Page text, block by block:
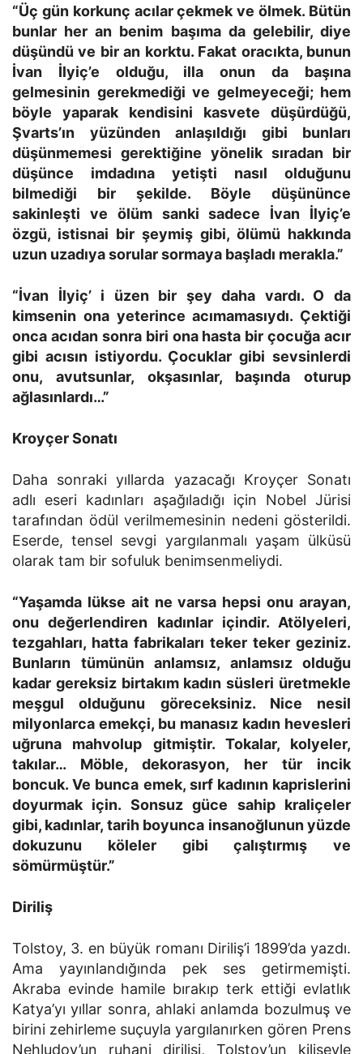
“Üç gün korkunç acılar çekmek ve ölmek. Bütün
bunlar her an benim başıma da gelebilir, diye
düşündü ve bir an korktu. Fakat oracıkta, bunun
İvan İlyiç’e olduğu, illa onun da başına
gelmesinin gerekmediği ve gelmeyeceği; hem
böyle yaparak kendisini kasvete düşürdüğü,
Şvarts’ın yüzünden anlaşıldığı gibi bunları
düşünmemesi gerektiğine yönelik sıradan bir
düşünce imdadına yetişti nasıl olduğunu
bilmediği bir şekilde. Böyle düşününce
sakinleşti ve ölüm sanki sadece İvan İlyiç’e
özgü, istisnai bir şeymiş gibi, ölümü hakkında
uzun uzadıya sorular sormaya başladı merakla.”
“İvan İlyiç’ i üzen bir şey daha vardı. O da
kimsenin ona yeterince acımamasıydı. Çektiği
onca acıdan sonra biri ona hasta bir çocuğa acır
gibi acısın istiyordu. Çocuklar gibi sevsinlerdi
onu, avutsunlar, okşasınlar, başında oturup
ağlasınlardı…”
Kroyçer Sonatı
Daha sonraki yıllarda yazacağı Kroyçer Sonatı
adlı eseri kadınları aşağıladığı için Nobel Jürisi
tarafından ödül verilmemesinin nedeni gösterildi.
Eserde, tensel sevgi yargılanmalı yaşam ülküsü
olarak tam bir sofuluk benimsenmeliydi.
“Yaşamda lükse ait ne varsa hepsi onu arayan,
onu değerlendiren kadınlar içindir. Atölyeleri,
tezgahları, hatta fabrikaları teker teker geziniz.
Bunların tümünün anlamsız, anlamsız olduğu
kadar gereksiz birtakım kadın süsleri üretmekle
meşgul olduğunu göreceksiniz. Nice nesil
milyonlarca emekçi, bu manasız kadın hevesleri
uğruna mahvolup gitmiştir. Tokalar, kolyeler,
takılar… Möble, dekorasyon, her tür incik
boncuk. Ve bunca emek, sırf kadının kaprislerini
doyurmak için. Sonsuz güce sahip kraliçeler
gibi, kadınlar, tarih boyunca insanoğlunun yüzde
dokuzunu köleler gibi çalıştırmış ve
sömürmüştür.”
Diriliş
Tolstoy, 3. en büyük romanı Diriliş’i 1899’da yazdı.
Ama yayınlandığında pek ses getirmemişti.
Akraba evinde hamile bırakıp terk ettiği evlatlık
Katya’yı yıllar sonra, ahlaki anlamda bozulmuş ve
birini zehirleme suçuyla yargılanırken gören Prens
Nehludov’un ruhani dirilişi, Tolstoy’un kiliseyle